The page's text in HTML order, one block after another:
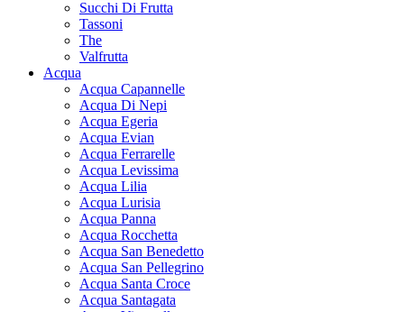
Succhi Di Frutta
Tassoni
The
Valfrutta
Acqua
Acqua Capannelle
Acqua Di Nepi
Acqua Egeria
Acqua Evian
Acqua Ferrarelle
Acqua Levissima
Acqua Lilia
Acqua Lurisia
Acqua Panna
Acqua Rocchetta
Acqua San Benedetto
Acqua San Pellegrino
Acqua Santa Croce
Acqua Santagata